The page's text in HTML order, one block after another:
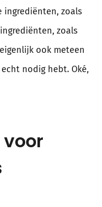
ingrediënten, zoals
zoals
ook meteen
nodig hebt. Oké,